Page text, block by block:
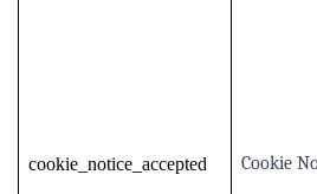
cookie_notice_accepted Cookie